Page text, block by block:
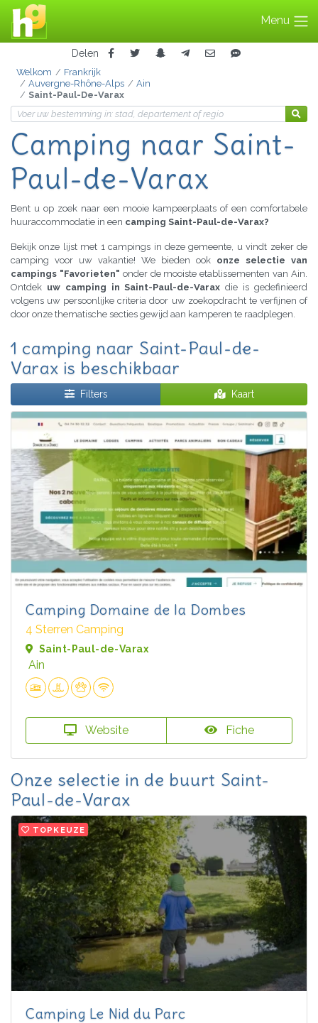
Menu
Delen
Welkom
Frankrijk
Auvergne-Rhône-Alps
Ain
Saint-Paul-De-Varax
Camping naar Saint-
Paul-de-Varax
Bent u op zoek naar een mooie kampeerplaats of een comfortabele
huuraccommodatie in een camping Saint-Paul-de-Varax?
Bekijk onze lijst met 1 campings in deze gemeente, u vindt zeker de
camping voor uw vakantie! We bieden ook onze selectie van
campings "Favorieten" onder de mooiste etablissementen van Ain.
Ontdek uw camping in Saint-Paul-de-Varax die is gedefinieerd
volgens uw persoonlijke criteria door uw zoekopdracht te verfijnen of
door onze thematische secties gewijd aan kamperen te raadplegen.
1 camping naar Saint-Paul-de-
Varax is beschikbaar
Filters Kaart
Camping Domaine de la Dombes
4 Sterren Camping
Saint-Paul-de-Varax
Ain
Website Fiche
Onze selectie in de buurt Saint-
Paul-de-Varax
TOPKEUZE
Camping Le Nid du Parc